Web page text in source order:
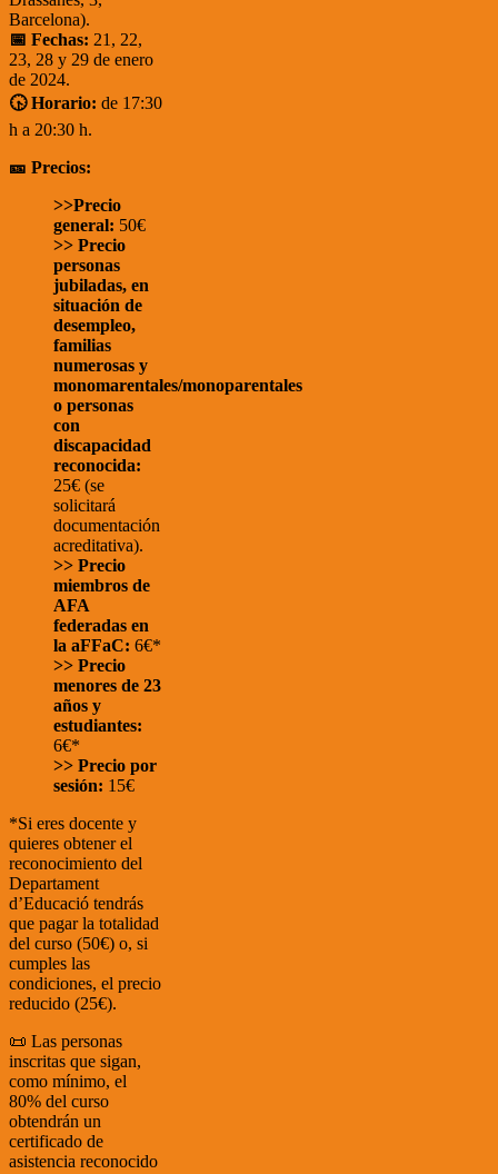
Barcelona).
📅 Fechas: 21, 22,
23, 28 y 29 de enero
de 2024.
🕟 Horario: de 17:30
h a 20:30 h.
🎫 Precios:
>>Precio
general: 50€
>> Precio
personas
jubiladas, en
situación de
desempleo,
familias
numerosas y
monomarentales/monoparentales
o personas
con
discapacidad
reconocida:
25€ (se
solicitará
documentación
acreditativa).
>> Precio
miembros de
AFA
federadas en
la aFFaC: 6€*
>> Precio
menores de 23
años y
estudiantes:
6€*
>> Precio por
sesión: 15€
*Si eres docente y
quieres obtener el
reconocimiento del
Departament
d’Educació tendrás
que pagar la totalidad
del curso (50€) o, si
cumples las
condiciones, el precio
reducido (25€).
📜 Las personas
inscritas que sigan,
como mínimo, el
80% del curso
obtendrán un
certificado de
asistencia reconocido